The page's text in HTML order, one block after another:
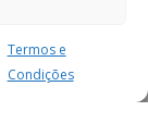
Termos e
Condições